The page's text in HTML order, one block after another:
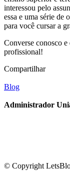
interessou pelo
essa e uma série de
para você cursar a
Converse conosco e
profissional!
Compartilhar
Blog
Administrador
© Copyright